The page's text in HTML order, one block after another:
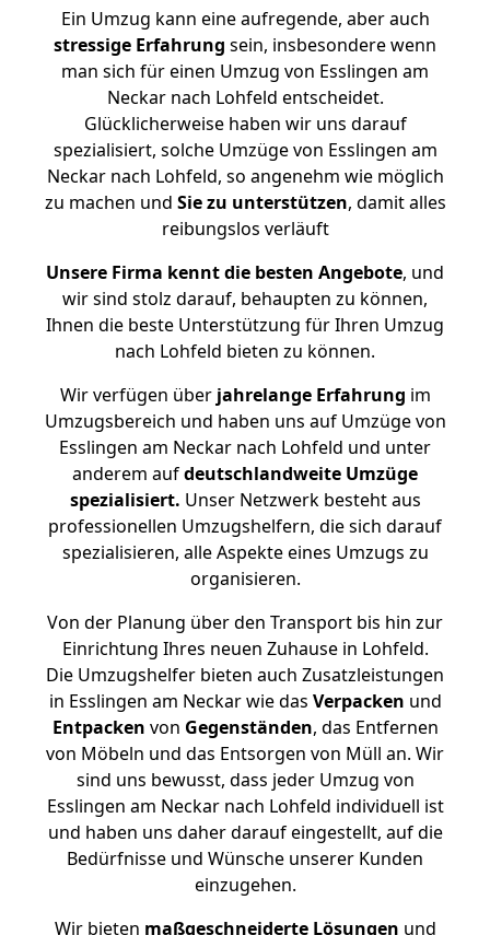
Ein Umzug kann eine aufregende, aber auch
stressige Erfahrung sein, insbesondere wenn
man sich für einen Umzug von Esslingen am
Neckar nach Lohfeld entscheidet.
Glücklicherweise haben wir uns darauf
spezialisiert, solche Umzüge von Esslingen am
Neckar nach Lohfeld, so angenehm wie möglich
zu machen und Sie zu unterstützen, damit alles
reibungslos verläuft
Unsere Firma kennt die besten Angebote, und
wir sind stolz darauf, behaupten zu können,
Ihnen die beste Unterstützung für Ihren Umzug
nach Lohfeld bieten zu können.
Wir verfügen überjahrelange Erfahrung im
Umzugsbereich und haben uns auf Umzüge von
Esslingen am Neckar nach Lohfeld und unter
anderem aufdeutschlandweite Umzüge
spezialisiert. Unser Netzwerk besteht aus
professionellen Umzugshelfern, die sich darauf
spezialisieren, alle Aspekte eines Umzugs zu
organisieren.
Von der Planung über den Transport bis hin zur
Einrichtung Ihres neuen Zuhause in Lohfeld.
Die Umzugshelfer bieten auch Zusatzleistungen
in Esslingen am Neckar wie das Verpacken und
Entpacken von Gegenständen, das Entfernen
von Möbeln und das Entsorgen von Müll an. Wir
sind uns bewusst, dass jeder Umzug von
Esslingen am Neckar nach Lohfeld individuell ist
und haben uns daher darauf eingestellt, auf die
Bedürfnisse und Wünsche unserer Kunden
einzugehen.
Wir bieten maßgeschneiderte Lösungen und